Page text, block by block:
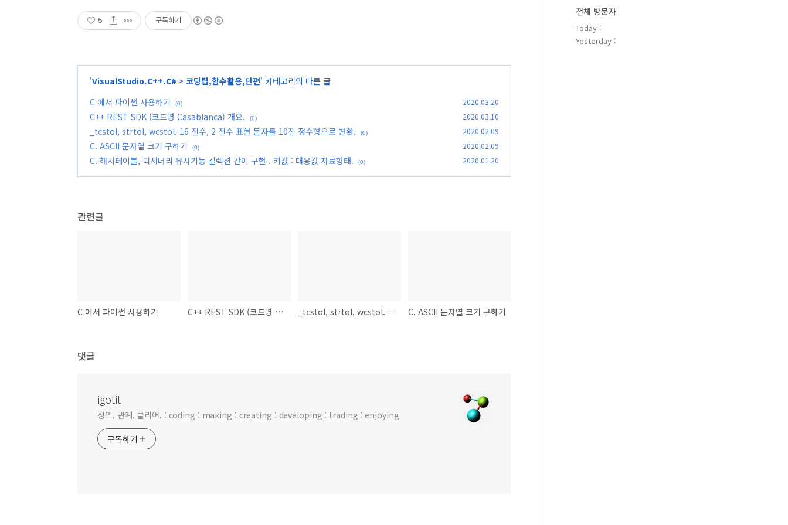
5 구독하기
'VisualStudio.C++.C# > 코딩팁,함수활용,단편' 카테고리의 다른 글
C 에서 파이썬 사용하기
(0) 2020.03.20
C++ REST SDK (코드명 Casablanca) 개요. (0) 2020.03.10
_tcstol, strtol, wcstol. 16 진수, 2 진수 표현 문자를 10진 정수형으로 변환. (0) 2020.02.09
C. ASCII 문자열 크기 구하기 (0) 2020.02.09
C. 해시테이블, 딕셔너리 유사기능 컬렉션 간이 구현 . 키값 : 대응값 자료형태. (0) 2020.01.20
관련글
C 에서 파이썬 사용하기 C++ REST SDK (코드명 Casablanca) 개요. _tcstol, strtol, wcstol. 16 진수, 2 진수 표현 문자를 10진 정수형으로 변환. C. ASCII 문자열 크기 구하기
댓글
igotit
정의. 관계. 클리어. : coding : making : creating : developing : trading : enjoying
구독하기
전체 방문자
Today :
Yesterday :